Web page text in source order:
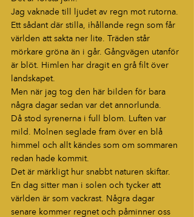
Jag vaknade till ljudet av regn mot rutorna.
Ett sådant där stilla, ihållande regn som får
världen att sakta ner lite. Träden står
mörkare gröna än i går. Gångvägen utanför
är blöt. Himlen har dragit en grå filt över
landskapet.
Men när jag tog den här bilden för bara
några dagar sedan var det annorlunda.
Då stod syrenerna i full blom. Luften var
mild. Molnen seglade fram över en blå
himmel och allt kändes som om sommaren
redan hade kommit.
Det är märkligt hur snabbt naturen skiftar.
En dag sitter man i solen och tycker att
världen är som vackrast. Några dagar
senare kommer regnet och påminner oss